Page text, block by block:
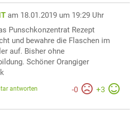
am 18.01.2019 um 19:29 Uhr
Punschkonzentrat Rezept
und bewahre die Flaschen im
auf. Bisher ohne
Schöner Orangiger
-0 +3
antworten